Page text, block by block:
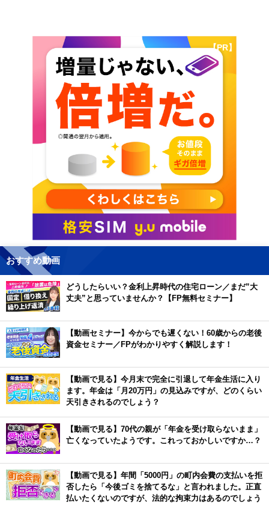
【PR】
おすすめ動画
どうしたらいい？金利上昇時代の住宅ローン／まだ”大
丈夫”と思っていませんか？【FP無料セミナー】
【動画セミナー】今からでも遅くない！60歳からの老後
資金セミナー／FPがわかりやすく解説します！
【動画で見る】今月末で完全に引退して年金生活に入り
ます。年金は「月20万円」の見込みですが、どのくらい
天引きされるのでしょう？
【動画で見る】70代の親が「年金を受け取らないまま」
亡くなっていたようです。これっておかしいですか…？
【動画で見る】年間「5000円」の町内会費の支払いを拒
否したら「今後ゴミを捨てるな」と言われました。正直
払いたくないのですが、法的な拘束力はあるのでしょう